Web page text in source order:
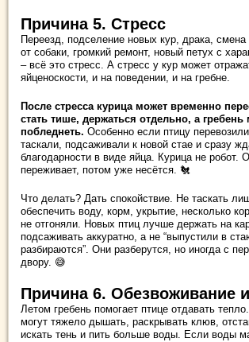
Причина 5. Стресс
Переезд, подселение новых кур, драка, смена
от собаки, громкий ремонт, новый петух с
– всё это стресс. А стресс у кур может
яйценоскости, и на поведении, и на гребне.
После стресса курица может временно
стать тише, держаться отдельно, а гребень
побледнеть. Особенно если птицу
таскали, подсаживали к новой стае и сразу
благодарности в виде яйца. Курица не робот.
переживает, потом уже несётся. 🐔
Что делать? Дать спокойствие. Не таскать
обеспечить воду, корм, укрытие, несколько
не отгоняли. Новых птиц лучше держать на
подсаживать аккуратно, а не “выпустили в
разбираются”. Они разберутся, но иногда с
двору. 😅
Причина 6. Обезвоживание
Летом гребень помогает птице отдавать
могут тяжело дышать, раскрывать клюв,
искать тень и пить больше воды. Если воды